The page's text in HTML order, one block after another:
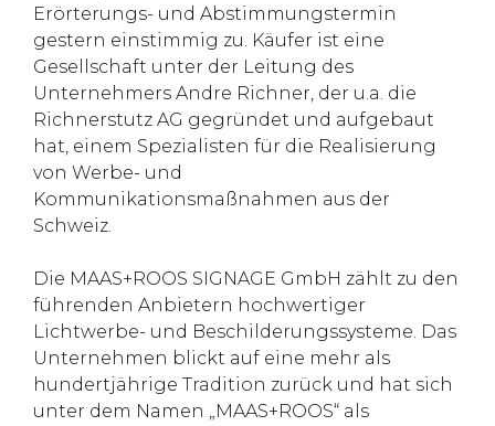
Erörterungs- und Abstimmungstermin
gestern einstimmig zu. Käufer ist eine
Gesellschaft unter der Leitung des
Unternehmers Andre Richner, der u.a. die
Richnerstutz AG gegründet und aufgebaut
hat, einem Spezialisten für die Realisierung
von Werbe- und
Kommunikationsmaßnahmen aus der
Schweiz.
Die MAAS+ROOS SIGNAGE GmbH zählt zu den
führenden Anbietern hochwertiger
Lichtwerbe- und Beschilderungssysteme. Das
Unternehmen blickt auf eine mehr als
hundertjährige Tradition zurück und hat sich
unter dem Namen „MAAS+ROOS“ als